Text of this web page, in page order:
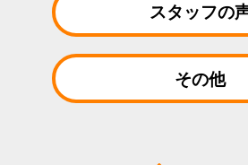
スタッフの
その他